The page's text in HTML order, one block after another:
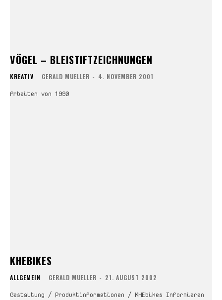
VÖGEL – BLEISTIFTZEICHNUNGEN
KREATIV GERALD MUELLER - 4. NOVEMBER 2001
Arbeiten von 1990
KHEBIKES
ALLGEMEIN GERALD MUELLER - 21. AUGUST 2002
Gestaltung / Produktinformationen / KHEbikes Informieren